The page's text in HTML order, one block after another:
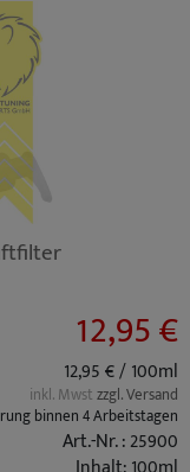
12,95 €
12,95 € / 100ml
inkl. Mwstzzgl. Versand
binnen 4 Arbeitstagen
Art.-Nr. : 25900